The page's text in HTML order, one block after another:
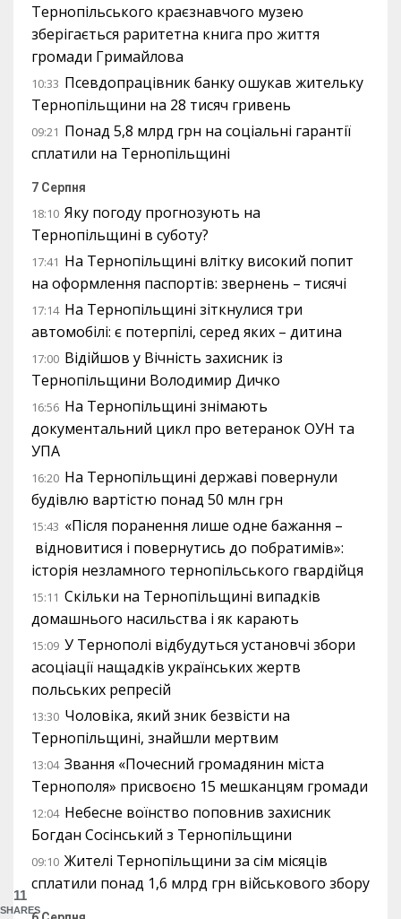
Тернопільського краєзнавчого музею
зберігається раритетна книга про життя
громади Гримайлова
10:33 Псевдопрацівник банку ошукав жительку
Тернопільщини на 28 тисяч гривень
09:21 Понад 5,8 млрд грн на соціальні гарантії
сплатили на Тернопільщині
7 Серпня
18:10 Яку погоду прогнозують на
Тернопільщині в суботу?
17:41 На Тернопільщині влітку високий попит
на оформлення паспортів: звернень – тисячі
17:14 На Тернопільщині зіткнулися три
автомобілі: є потерпілі, серед яких – дитина
17:00 Відійшов у Вічність захисник із
Тернопільщини Володимир Дичко
16:56 На Тернопільщині знімають
документальний цикл про ветеранок ОУН та
УПА
16:20 На Тернопільщині державі повернули
будівлю вартістю понад 50 млн грн
15:43 «Після поранення лише одне бажання –
відновитися і повернутись до побратимів»:
історія незламного тернопільського гвардійця
15:11 Скільки на Тернопільщині випадків
домашнього насильства і як карають
15:09 У Тернополі відбудуться установчі збори
асоціації нащадків українських жертв
польських репресій
13:30 Чоловіка, який зник безвісти на
Тернопільщині, знайшли мертвим
13:04 Звання «Почесний громадянин міста
Тернополя» присвоєно 15 мешканцям громади
12:04 Небесне воїнство поповнив захисник
Богдан Сосінський з Тернопільщини
09:10 Жителі Тернопільщини за сім місяців
сплатили понад 1,6 млрд грн військового збору
11
SHARES